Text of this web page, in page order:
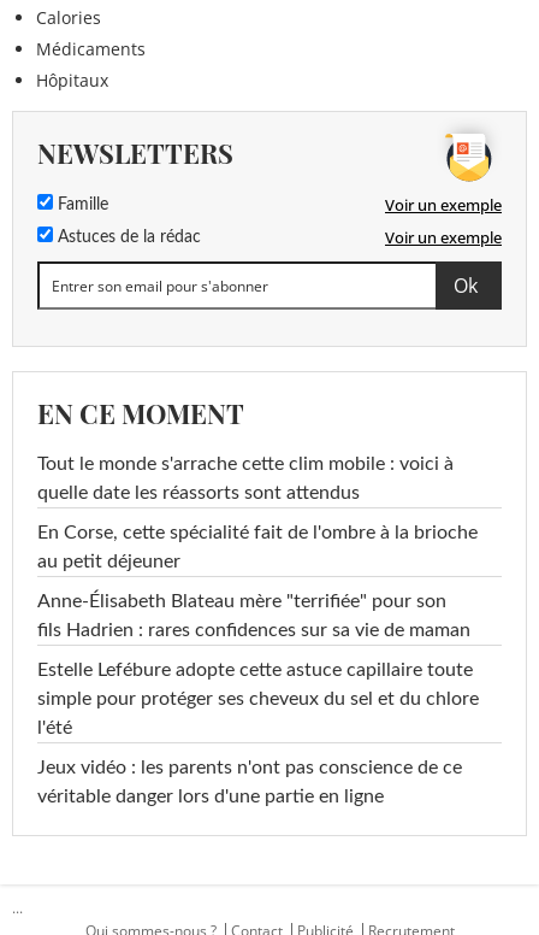
Calories
Médicaments
Hôpitaux
NEWSLETTERS
Famille Voir un exemple
Astuces de la rédac Voir un exemple
EN CE MOMENT
Tout le monde s'arrache cette clim mobile : voici à
quelle date les réassorts sont attendus
En Corse, cette spécialité fait de l'ombre à la brioche
au petit déjeuner
Anne-Élisabeth Blateau mère "terrifiée" pour son
fils Hadrien : rares confidences sur sa vie de maman
Estelle Lefébure adopte cette astuce capillaire toute
simple pour protéger ses cheveux du sel et du chlore
l'été
Jeux vidéo : les parents n'ont pas conscience de ce
véritable danger lors d'une partie en ligne
...